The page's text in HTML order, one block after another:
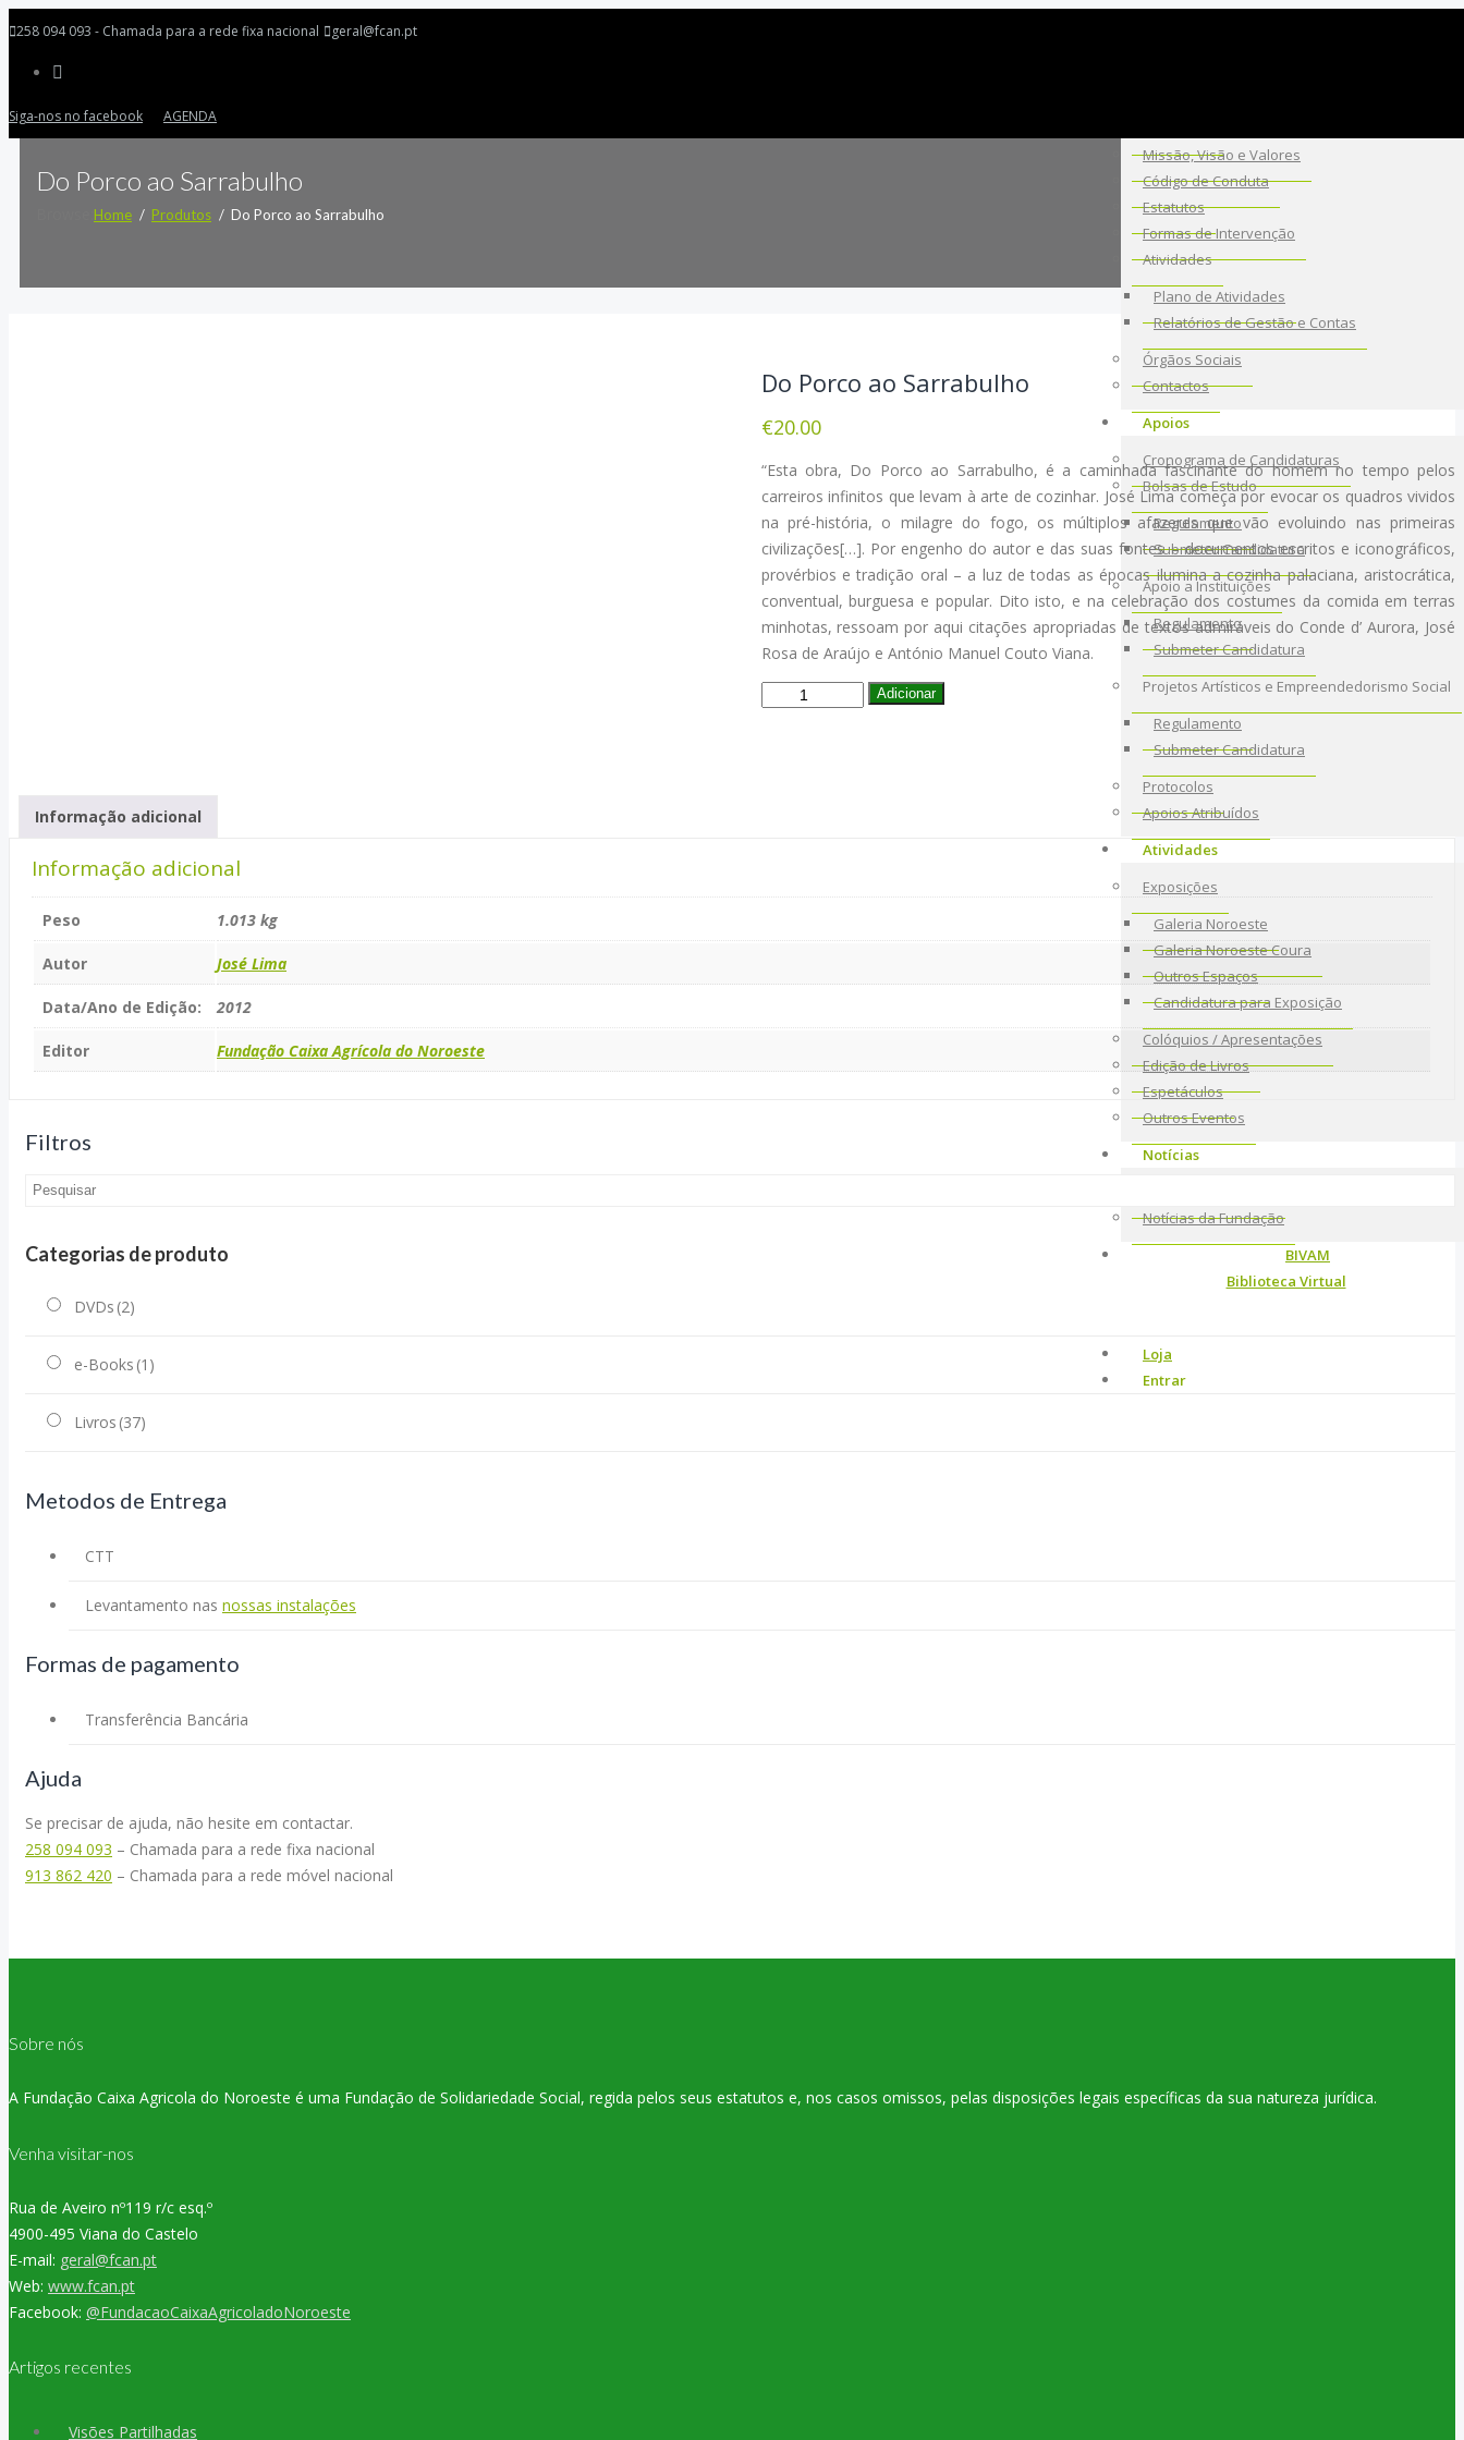
258 094 093 - Chamada para a rede fixa nacional geral@fcan.pt
Siga-nos no facebook AGENDA
Missão, Visão e Valores
Código de Conduta
Estatutos
Formas de Intervenção
Atividades
Plano de Atividades
Relatórios de Gestão e Contas
Órgãos Sociais
Contactos
Apoios
Cronograma de Candidaturas
Bolsas de Estudo
Regulamento
Submeter Candidatura
Apoio a Instituições
Regulamento
Submeter Candidatura
Projetos Artísticos e Empreendedorismo Social
Regulamento
Submeter Candidatura
Protocolos
Apoios Atribuídos
Atividades
Exposições
Galeria Noroeste
Galeria Noroeste Coura
Outros Espaços
Candidatura para Exposição
Colóquios / Apresentações
Edição de Livros
Espetáculos
Outros Eventos
Notícias
Notícias da Fundação
BIVAM
Biblioteca Virtual
Loja
Entrar
Do Porco ao Sarrabulho
Home Produtos Do Porco ao Sarrabulho
Do Porco ao Sarrabulho
€20.00
“Esta obra, Do Porco ao Sarrabulho, é a caminhada fascinante do homem no tempo pelos
carreiros infinitos que levam à arte de cozinhar. José Lima começa por evocar os quadros vividos
na pré-história, o milagre do fogo, os múltiplos afazeres que vão evoluindo nas primeiras
civilizações[…]. Por engenho do autor e das suas fontes – documentos escritos e iconográficos,
provérbios e tradição oral – a luz de todas as épocas ilumina a cozinha palaciana, aristocrática,
conventual, burguesa e popular. Dito isto, e na celebração dos costumes da comida em terras
minhotas, ressoam por aqui citações apropriadas de textos admiráveis do Conde d’ Aurora, José
Rosa de Araújo e António Manuel Couto Viana.
Quantidade
Adicionar
Informação adicional
Informação adicional
Peso 1.013 kg
Autor José Lima
Data/Ano de Edição: 2012
Editor Fundação Caixa Agrícola do Noroeste
Filtros
Categorias de produto
DVDs (2)
e-Books (1)
Livros (37)
Metodos de Entrega
CTT
Levantamento nas nossas instalações
Formas de pagamento
Transferência Bancária
Ajuda
Se precisar de ajuda, não hesite em contactar.
258 094 093 – Chamada para a rede fixa nacional
913 862 420 – Chamada para a rede móvel nacional
Sobre nós
A Fundação Caixa Agricola do Noroeste é uma Fundação de Solidariedade Social, regida pelos seus estatutos e, nos casos omissos, pelas disposições legais específicas da sua natureza jurídica.
Venha visitar-nos
Rua de Aveiro nº119 r/c esq.º
4900-495 Viana do Castelo
E-mail: geral@fcan.pt
Web: www.fcan.pt
Facebook: @FundacaoCaixaAgricoladoNoroeste
Artigos recentes
Visões Partilhadas